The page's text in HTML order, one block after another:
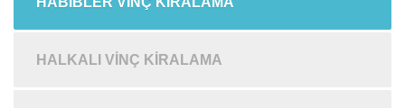
HALKALI VINÇ KIRALAMA